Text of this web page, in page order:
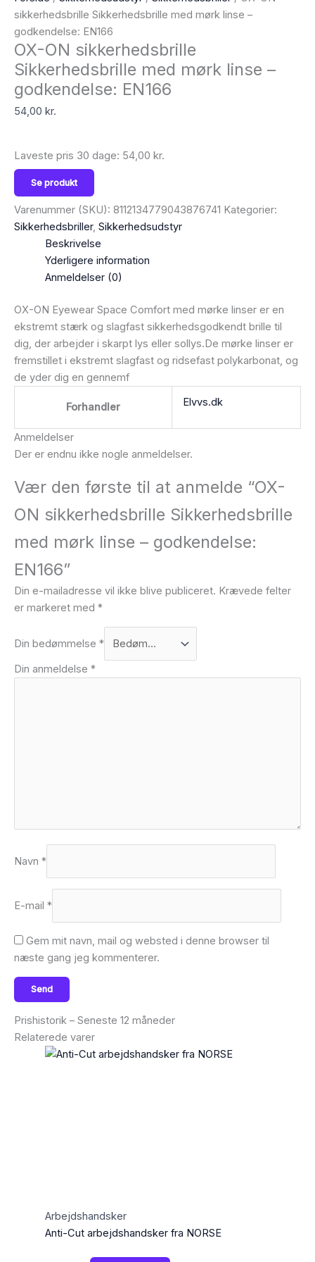
sikkerhedsbrille Sikkerhedsbrille med mørk linse –
godkendelse: EN166
OX-ON sikkerhedsbrille
Sikkerhedsbrille med mørk linse –
godkendelse: EN166
54,00 kr.
Laveste pris 30 dage: 54,00 kr.
Se produkt
Varenummer (SKU): 8112134779043876741 Kategorier:
Sikkerhedsbriller, Sikkerhedsudstyr
Beskrivelse
Yderligere information
Anmeldelser (0)
OX-ON Eyewear Space Comfort med mørke linser er en
ekstremt stærk og slagfast sikkerhedsgodkendt brille til
dig, der arbejder i skarpt lys eller sollys.De mørke linser er
fremstillet i ekstremt slagfast og ridsefast polykarbonat, og
de yder dig en gennemf
Forhandler Elvvs.dk
Anmeldelser
Der er endnu ikke nogle anmeldelser.
Vær den første til at anmelde “OX-
ON sikkerhedsbrille Sikkerhedsbrille
med mørk linse – godkendelse:
EN166”
Din e-mailadresse vil ikke blive publiceret. Krævede felter
er markeret med *
Din bedømmelse *
Din anmeldelse *
Navn *
E-mail *
Gem mit navn, mail og websted i denne browser til
næste gang jeg kommenterer.
Prishistorik – Seneste 12 måneder
Relaterede varer
Arbejdshandsker
Anti-Cut arbejdshandsker fra NORSE